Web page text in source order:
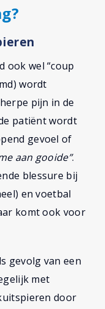
ook wel “coup
wordt
pijn in de
patiënt wordt
gevoel of
aan gooide”.
blessure bij
en voetbal
komt ook voor
gevolg van een
met
door